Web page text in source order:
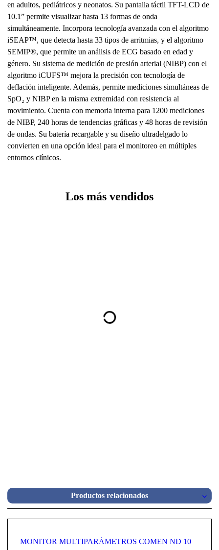
en adultos, pediátricos y neonatos. Su pantalla táctil TFT-LCD de
10.1” permite visualizar hasta 13 formas de onda
simultáneamente. Incorpora tecnología avanzada con el algoritmo
iSEAP™, que detecta hasta 33 tipos de arritmias, y el algoritmo
SEMIP®, que permite un análisis de ECG basado en edad y
género. Su sistema de medición de presión arterial (NIBP) con el
algoritmo iCUFS™ mejora la precisión con tecnología de
deflación inteligente. Además, permite mediciones simultáneas de
SpO₂ y NIBP en la misma extremidad con resistencia al
movimiento. Cuenta con memoria interna para 1200 mediciones
de NIBP, 240 horas de tendencias gráficas y 48 horas de revisión
de ondas. Su batería recargable y su diseño ultradelgado lo
convierten en una opción ideal para el monitoreo en múltiples
entornos clínicos.
Los más vendidos
Productos relacionados
MONITOR MULTIPARÁMETROS COMEN ND 10